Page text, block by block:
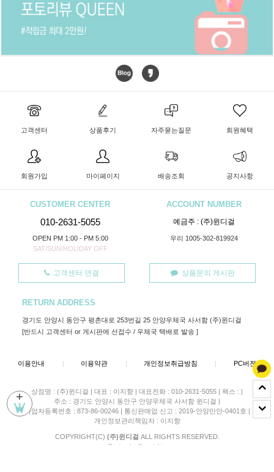
+
고객센터 상품후기 자주묻는질문 회원혜택
회원가입 마이페이지 배송조회 공지사항
CUSTOMER CENTER
010-2631-5055
OPEN PM 1:00 - PM 5:00
SAT/SUN/HOLIDAY OFF
ACCOUNT NUMBER
예금주 : (주)윈디걸
우리 1005-302-819924
고객센터 연결 상품문의 게시판
RETURN ADDRESS
경기도 안양시 동안구 평촌대로 253번길 25 안양우체국 사서함 (주)윈디걸
[반드시 고객센터 or 게시판에 선접수 / 우체국 택배로 발송 ]
이용안내 이용약관 개인정보취급방침 PC버젼
상점명 : (주)윈디걸 대표 : 이지향 대표전화 : 010-2631-5055 팩스 :
주소 : 경기도 안양시 동안구 안양우체국 사서함 윈디걸
사업자등록번호 : 873-86-00246
통신판매업 신고 : 2019-안양만안-0401호
개인정보관리책임자 : 이지향
COPYRIGHT(C) (주)윈디걸 ALL RIGHTS RESERVED.